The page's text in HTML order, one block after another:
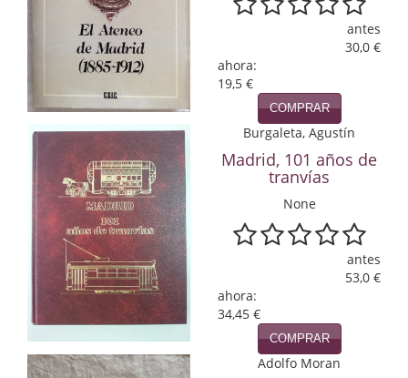
Historia
historia
Infantil y juvenil
Infantil y juvenil. Nuevo!!!
Informática
Literatura fantástica
Literatura hispanoamericana
Local
Mafia y espionaje
antes
30,0 €
ahora:
19,5 €
COMPRAR
Burgaleta, Agustín
Madrid, 101 años de
tranvías
None
antes
53,0 €
ahora:
34,45 €
COMPRAR
Adolfo Moran